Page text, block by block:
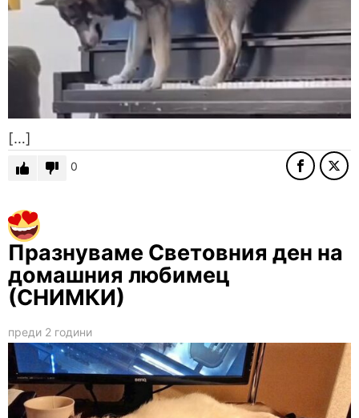
[…]
0
Πpaзнyвaмe Cвeтoвния дeн нa
дoмaшния любимeц
(СНИМКИ)
преди 2 години